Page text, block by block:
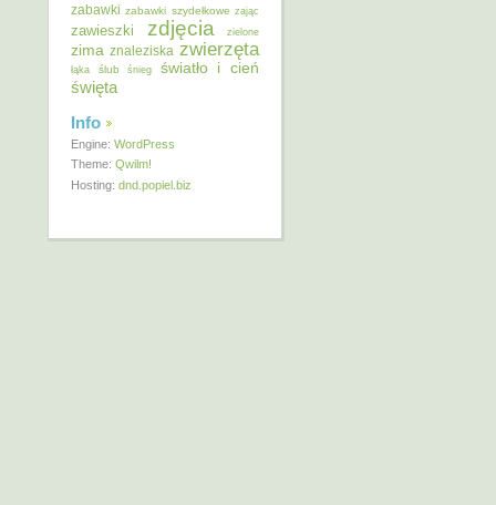
zabawki zabawki szydełkowe zając
zawieszki zdjęcia zielone
zima znaleziska zwierzęta
łąka ślub śnieg światło i cień
święta
Info
Engine: WordPress
Theme: Qwilm!
Hosting: dnd.popiel.biz